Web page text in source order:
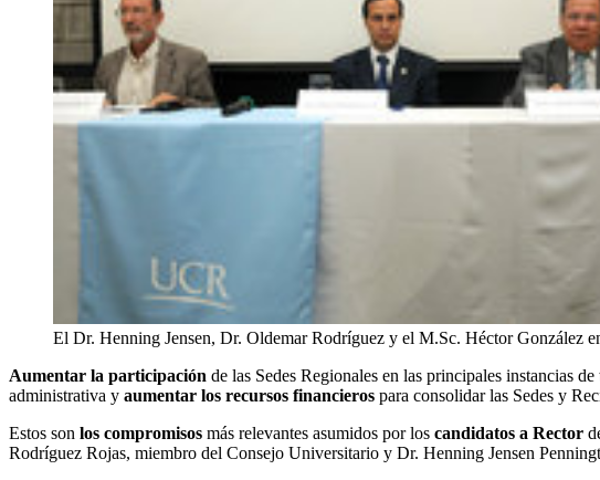
El Dr. Henning Jensen, Dr. Oldemar Rodríguez y el M.Sc. Héctor González
Aumentar la participación de las Sedes Regionales en las principales instancias
administrativa y aumentar los recursos financieros para consolidar las Sedes y
Estos son los compromisos más relevantes asumidos por los candidatos a Rector
Rodríguez Rojas, miembro del Consejo Universitario y Dr. Henning Jensen